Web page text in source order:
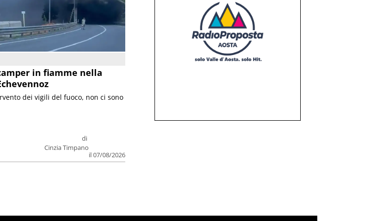
in fiamme nella
di
Cinzia Timpano
il 07/08/2026
dei vigili del fuoco, non ci sono